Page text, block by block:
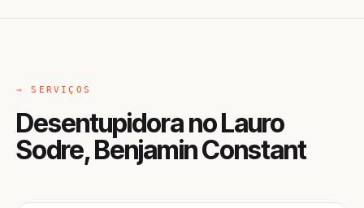
→ SERVIÇOS
Desentupidora no Lauro
Sodre, Benjamin Constant